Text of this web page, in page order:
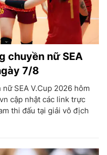
chuyền nữ SEA
7/8
SEA V.Cup 2026 hôm
cập nhật các link trực
thi đấu tại giải vô địch